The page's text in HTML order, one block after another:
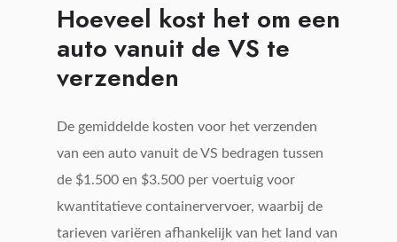
Hoeveel kost het om een
​​auto vanuit de VS te
verzenden
De gemiddelde kosten voor het verzenden
van een auto vanuit de VS bedragen tussen
de $1.500 en $3.500 per voertuig voor
kwantitatieve containervervoer, waarbij de
tarieven variëren afhankelijk van het land van